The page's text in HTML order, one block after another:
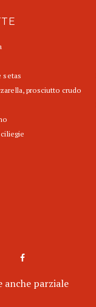
setas
prosciutto crudo
anche parziale